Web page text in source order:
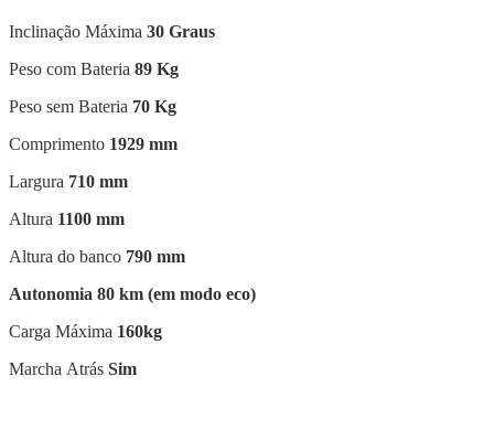
Inclinação Máxima 30 Graus
Peso com Bateria 89 Kg
Peso sem Bateria 70 Kg
Comprimento 1929 mm
Largura 710 mm
Altura 1100 mm
Altura do banco 790 mm
Autonomia 80 km (em modo eco)
Carga Máxima 160kg
Marcha Atrás Sim